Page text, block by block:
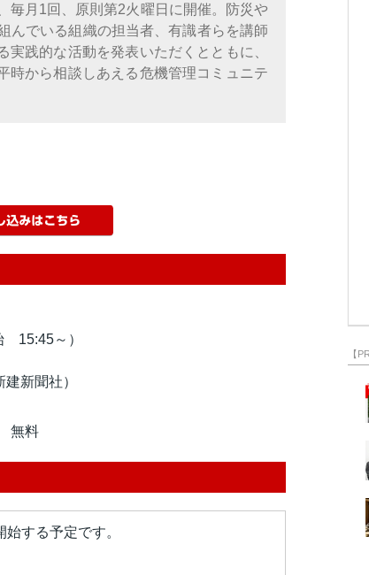
毎月1回、原則第2火曜日に開催。防災や
んでいる組織の担当者、有識者らを講師
践的な活動を発表いただくとともに、
時から相談しあえる危機管理コミュニテ
～）
新聞社）
無料
する予定です。
【